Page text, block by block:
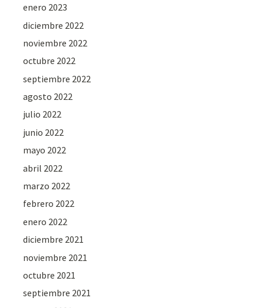
enero 2023
diciembre 2022
noviembre 2022
octubre 2022
septiembre 2022
agosto 2022
julio 2022
junio 2022
mayo 2022
abril 2022
marzo 2022
febrero 2022
enero 2022
diciembre 2021
noviembre 2021
octubre 2021
septiembre 2021